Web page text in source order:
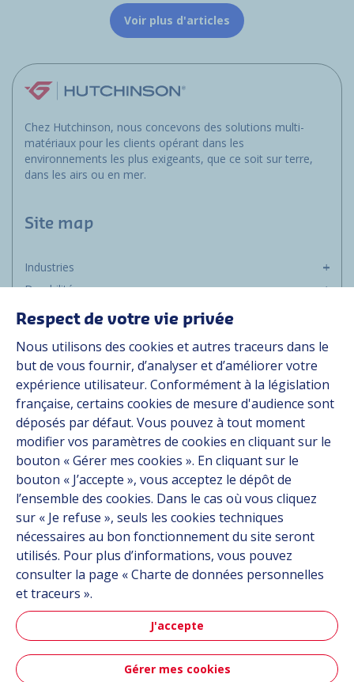
Voir plus d'articles
Chez Hutchinson, nous concevons des solutions multi-
matériaux pour les clients opérant dans les
environnements les plus exigeants, que ce soit sur terre,
dans les airs ou en mer.
Site map
Industries
Durabilité
Média
Groupe
Fournisseurs
Documentation
Contact
Follow us
LinkedIn
Instagram
Respect de votre vie privée
Nous utilisons des cookies et autres traceurs dans le
but de vous fournir, d’analyser et d’améliorer votre
expérience utilisateur. Conformément à la législation
française, certains cookies de mesure d'audience sont
déposés par défaut. Vous pouvez à tout moment
modifier vos paramètres de cookies en cliquant sur le
bouton « Gérer mes cookies ». En cliquant sur le
bouton « J’accepte », vous acceptez le dépôt de
l’ensemble des cookies. Dans le cas où vous cliquez
sur « Je refuse », seuls les cookies techniques
nécessaires au bon fonctionnement du site seront
utilisés. Pour plus d’informations, vous pouvez
consulter la page « Charte de données personnelles
et traceurs ».
J'accepte
Gérer mes cookies